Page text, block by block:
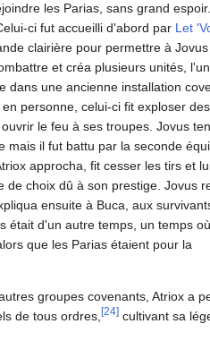
les Parias, sans grand
ci fut accueilli d'abord par Let
clairière pour permettre à
et créa plusieurs unités,
dans une ancienne installation
personne, celui-ci fit exploser des
le feu à ses troupes. Jovus
mais il fut battu par la seconde
approcha, fit cesser les tirs et
de choix dû à son prestige. Jovus
ensuite à Buca, aux
était d'un autre temps, un temps
que les Parias étaient pour la
groupes covenants, Atriox a
de tous ordres, [24] cultivant sa